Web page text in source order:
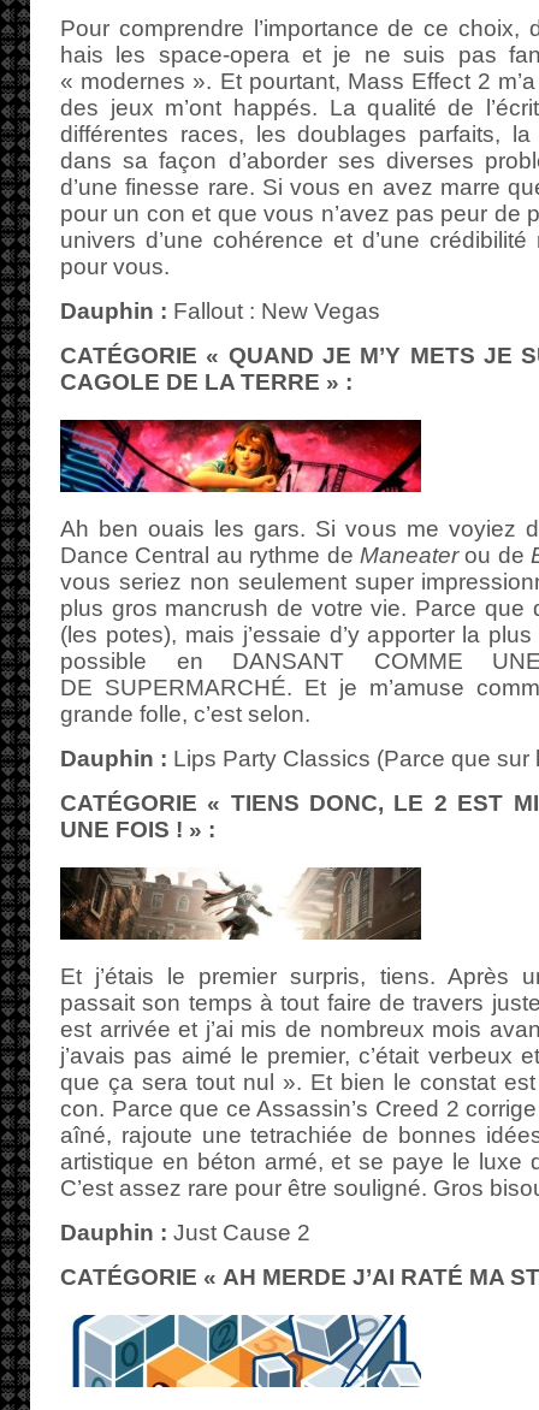
Pour comprendre l’importance de ce choix,
hais les space-opera et je ne suis pas
« modernes ». Et pourtant, Mass Effect 2
des jeux m’ont happés. La qualité de
différentes races, les doublages parfaits, la
dans sa façon d’aborder ses diverses
d’une finesse rare. Si vous en avez marre
pour un con et que vous n’avez pas peur de
univers d’une cohérence et d’une
pour vous.
Dauphin : Fallout : New Vegas
CATÉGORIE « QUAND JE M’Y METS JE
CAGOLE DE LA TERRE » :
Ah ben ouais les gars. Si vous me voyiez
Dance Central au rythme de Maneaterou de
vous seriez non seulement super
plus gros mancrush de votre vie. Parce que
(les potes), mais j’essaie d’y apporter la
possible en DANSANT COMME
DE SUPERMARCHÉ. Et je m’amuse
grande folle, c’est selon.
Dauphin : Lips Party Classics (Parce que
CATÉGORIE « TIENS DONC, LE 2 EST
UNE FOIS ! » :
Et j’étais le premier surpris, tiens. Après
passait son temps à tout faire de travers
est arrivée et j’ai mis de nombreux mois
j’avais pas aimé le premier, c’était verbeux
que ça sera tout nul ». Et bien le constat
con. Parce que ce Assassin’s Creed 2
aîné, rajoute une tetrachiée de bonnes
artistique en béton armé, et se paye le luxe
C’est assez rare pour être souligné. Gros
Dauphin : Just Cause 2
CATÉGORIE « AH MERDE J’AI RATÉ MA